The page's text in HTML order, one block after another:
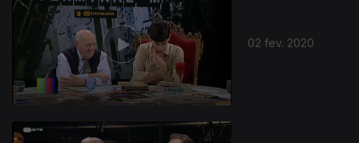
02 fev. 2020